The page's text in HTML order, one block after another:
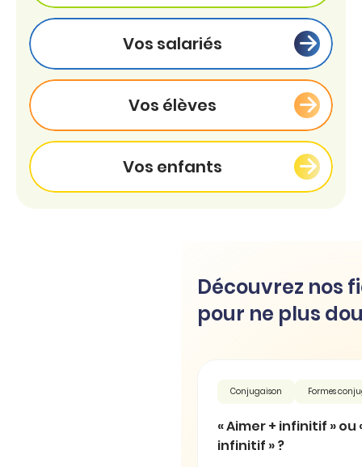
Vos salariés
Vos élèves
Vos enfants
Découvrez nos
pour ne plus
Conjugaison Formes
« Aimer + infinitif » ou
infinitif » ?